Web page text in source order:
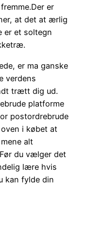
er
at det at ærlig
er et soltegn
er ma ganske
verdens
trætt dig ud.
platforme
postordrebrude
i købet at
alt
du vælger det
lære hvis
kan fylde din